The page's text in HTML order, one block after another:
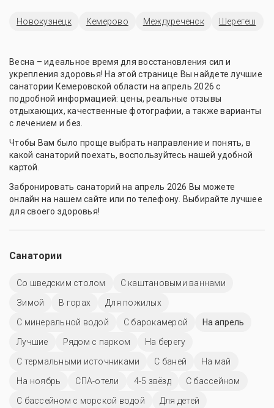
Новокузнецк Кемерово Междуреченск Шерегеш
Весна – идеальное время для восстановления сил и
укрепления здоровья! На этой странице Вы найдете лучшие
санатории Кемеровской области на апрель 2026 с
подробной информацией: цены, реальные отзывы
отдыхающих, качественные фотографии, а также варианты
с лечением и без.
Чтобы Вам было проще выбрать направление и понять, в
какой санаторий поехать, воспользуйтесь нашей удобной
картой.
Забронировать санаторий на апрель 2026 Вы можете
онлайн на нашем сайте или по телефону. Выбирайте лучшее
для своего здоровья!
Санатории
Со шведским столом
С каштановыми ваннами
Зимой
В горах
Для пожилых
С минеральной водой
С барокамерой
На апрель
Лучшие
Рядом с парком
На берегу
С термальными источниками
С баней
На май
На ноябрь
СПА-отели 4-5 звёзд
C бассейном
С бассейном с морской водой
Для детей